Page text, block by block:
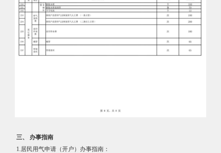
三、 办事指南
1.居民用气申请（开户）办事指南：